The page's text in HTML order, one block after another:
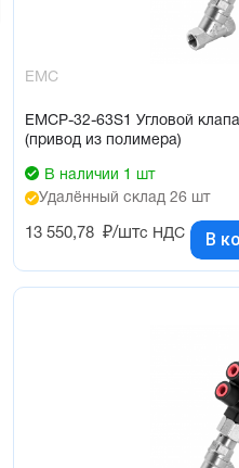
EMC
EMCP-32-63S1 Угловой
(привод из полимера)
В наличии 1 шт
Удалённый склад 26 шт
13 550,78 ₽/штс НДС В